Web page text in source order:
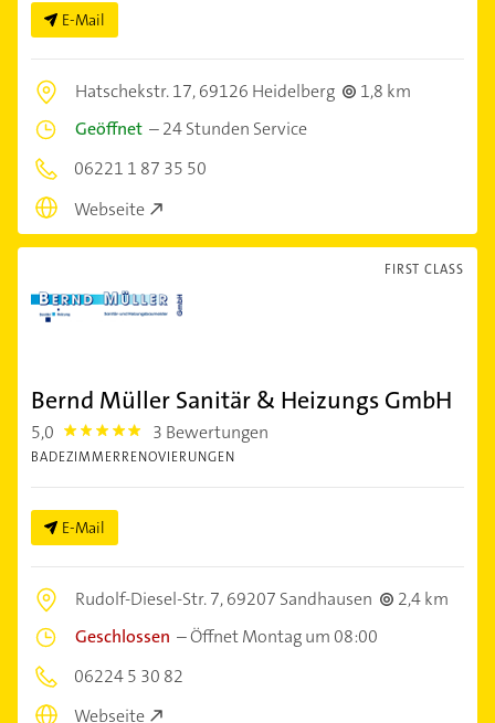
E-Mail
Hatschekstr. 17,69126 Heidelberg
1,8 km
Geöffnet –24 Stunden Service
06221 1 87 35 50
Webseite
FIRST CLASS
Bernd Müller Sanitär & Heizungs GmbH
5,0 5.0 3 Bewertungen
BADEZIMMERRENOVIERUNGEN
E-Mail
Rudolf-Diesel-Str. 7,69207 Sandhausen
2,4 km
Geschlossen –Öffnet Montag um 08:00
06224 5 30 82
Webseite